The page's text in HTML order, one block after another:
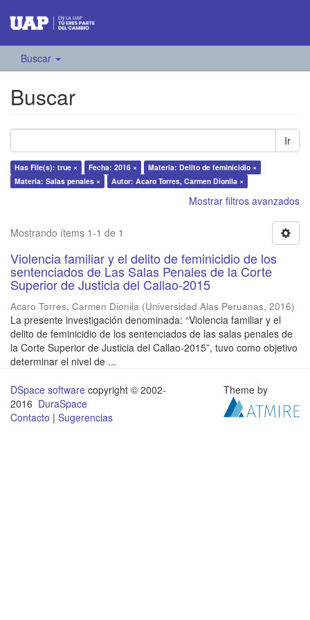
Buscar
Buscar
Ir
Has File(s): true × Fecha: 2016 ×
Materia: Delito de feminicidio ×
Materia: Salas penales ×
Autor: Acaro Torres, Carmen Dionila ×
Mostrar filtros avanzados
Mostrando ítems 1-1 de 1
Violencia familiar y el delito de feminicidio de los
sentenciados de Las Salas Penales de la Corte
Superior de Justicia del Callao-2015
Acaro Torres, Carmen Dionila (Universidad Alas Peruanas, 2016)
La presente investigación denominada: “Violencia familiar y el
delito de feminicidio de los sentenciados de las salas penales de
la Corte Superior de Justicia del Callao-2015”, tuvo como objetivo
determinar el nivel de ...
DSpace software copyright © 2002-
2016 DuraSpace
Contacto | Sugerencias
Theme by